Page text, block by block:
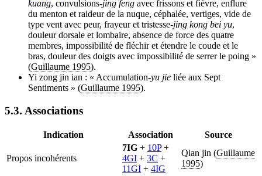
kuang, convulsions-jing feng avec frissons et fièvre, enflure
du menton et raideur de la nuque, céphalée, vertiges, vide de
type vent avec peur, frayeur et tristesse-jing kong bei yu,
douleur dorsale et lombaire, absence de force des quatre
membres, impossibilité de fléchir et étendre le coude et le
bras, douleur des doigts avec impossibilité de serrer le poing »
(Guillaume 1995).
Yi zong jin ian : « Accumulation-yu jie liée aux Sept
Sentiments » (Guillaume 1995).
5.3. Associations
Indication Association Source
Propos incohérents
7IG + 10P+
4GI + 3C +
11GI + 4IG
Qian jin (Guillaume
1995)